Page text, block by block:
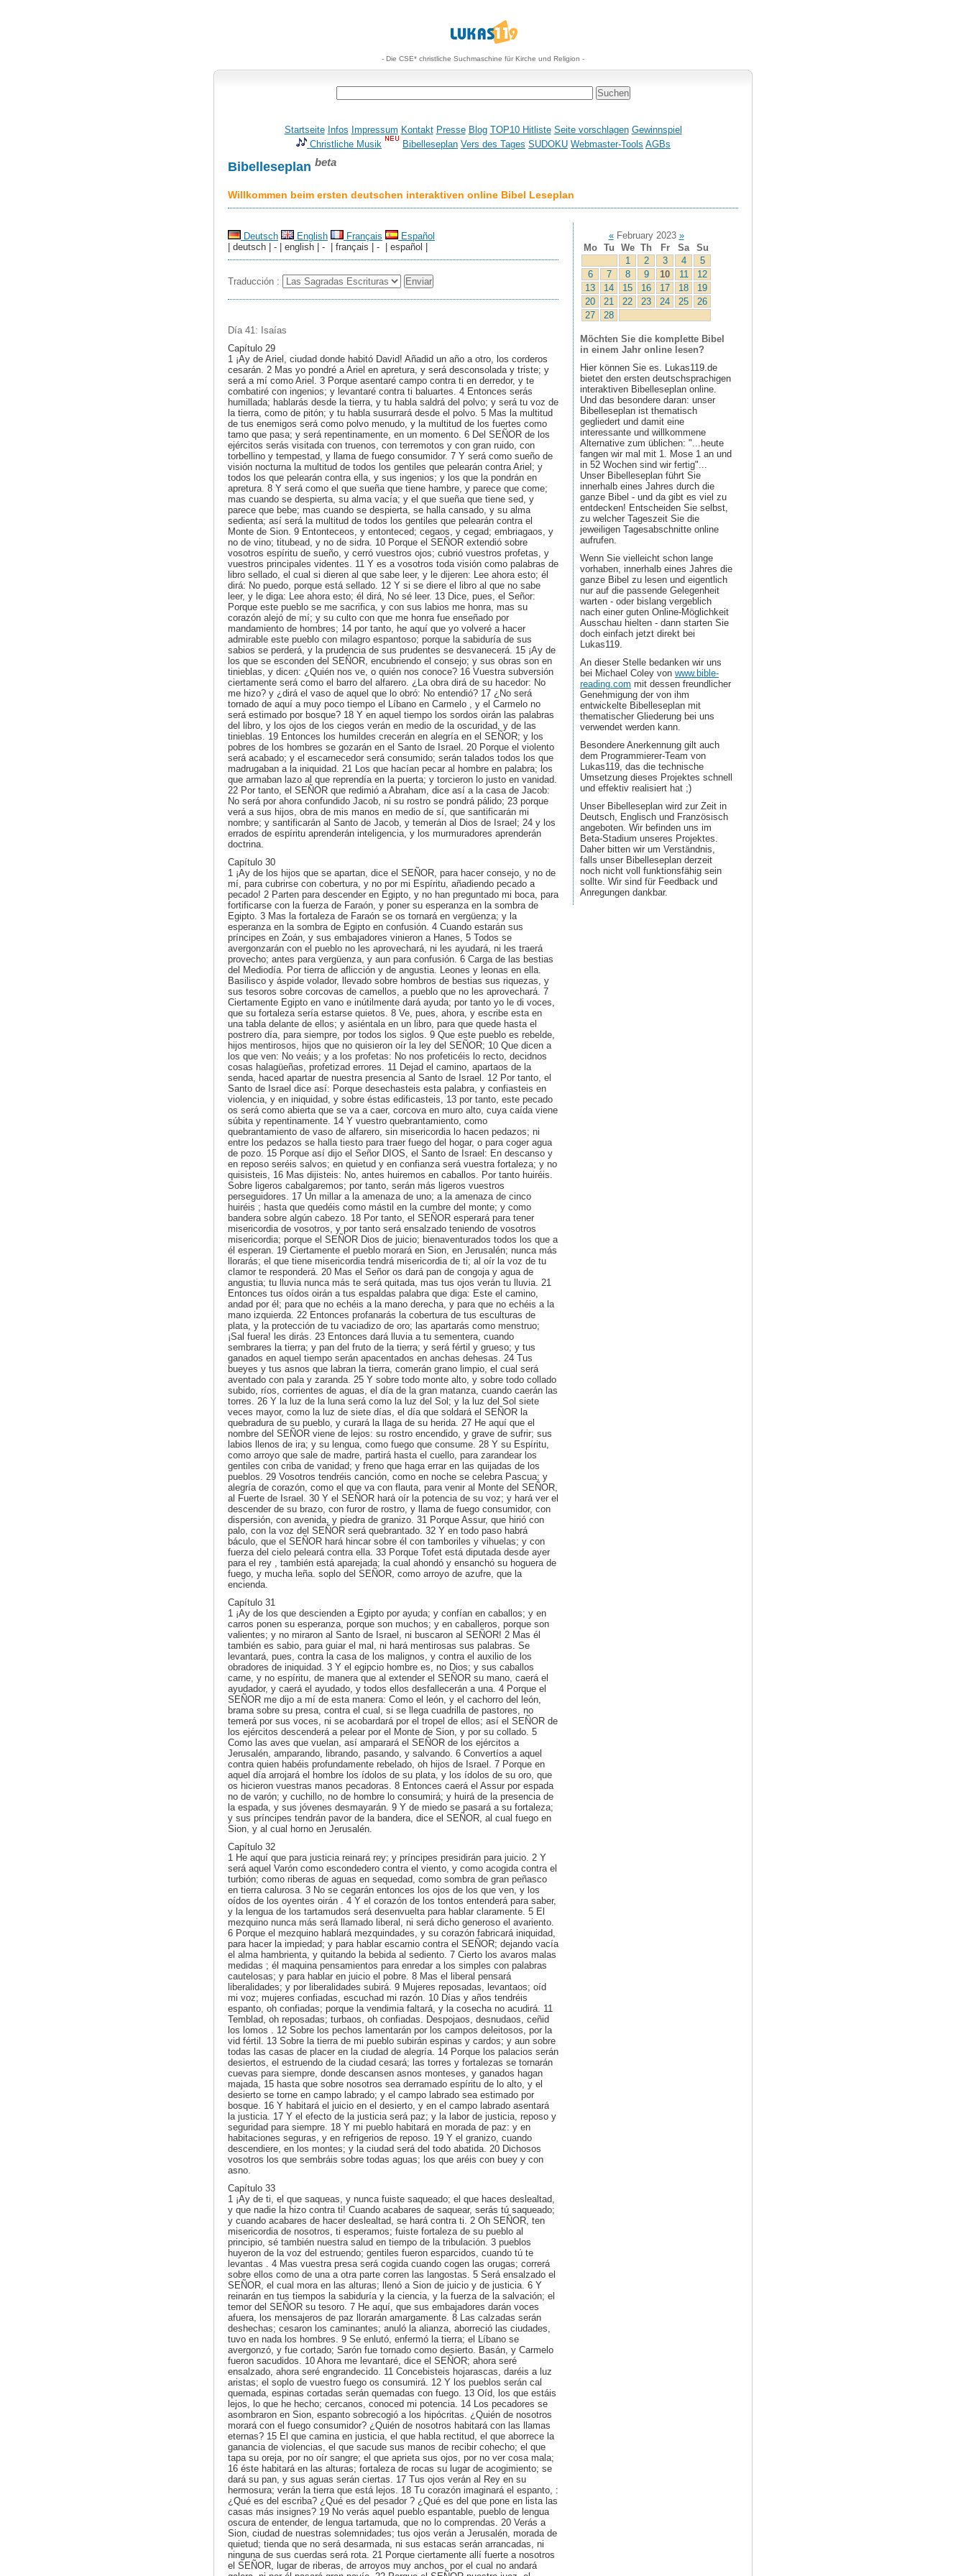
- Die CSE* christliche Suchmaschine für Kirche und Religion -
Startseite Infos Impressum Kontakt Presse Blog TOP10 Hitliste Seite vorschlagen Gewinnspiel
Christliche Musik
Bibelleseplan Vers des Tages SUDOKU Webmaster-Tools AGBs
Bibelleseplan beta
Willkommen beim ersten deutschen interaktiven online Bibel Leseplan
Deutsch English Français
Español
| deutsch | - | english | - | français | - | español |
Traducción :
Día 41: Isaías
Capítulo 29
1 ¡Ay de Ariel, ciudad donde habitó David! Añadid un año a otro, los corderos
cesarán. 2 Mas yo pondré a Ariel en apretura, y será desconsolada y triste; y
será a mí como Ariel. 3 Porque asentaré campo contra ti en derredor, y te
combatiré con ingenios; y levantaré contra ti baluartes. 4 Entonces serás
humillada; hablarás desde la tierra, y tu habla saldrá del polvo; y será tu voz de
la tierra, como de pitón; y tu habla susurrará desde el polvo. 5 Mas la multitud
de tus enemigos será como polvo menudo, y la multitud de los fuertes como
tamo que pasa; y será repentinamente, en un momento. 6 Del SEÑOR de los
ejércitos serás visitada con truenos, con terremotos y con gran ruido, con
torbellino y tempestad, y llama de fuego consumidor. 7 Y será como sueño de
visión nocturna la multitud de todos los gentiles que pelearán contra Ariel; y
todos los que pelearán contra ella, y sus ingenios; y los que la pondrán en
apretura. 8 Y será como el que sueña que tiene hambre, y parece que come;
mas cuando se despierta, su alma vacía; y el que sueña que tiene sed, y
parece que bebe; mas cuando se despierta, se halla cansado, y su alma
sedienta; así será la multitud de todos los gentiles que pelearán contra el
Monte de Sion. 9 Entonteceos, y entonteced; cegaos, y cegad; embriagaos, y
no de vino; titubead, y no de sidra. 10 Porque el SEÑOR extendió sobre
vosotros espíritu de sueño, y cerró vuestros ojos; cubrió vuestros profetas, y
vuestros principales videntes. 11 Y es a vosotros toda visión como palabras de
libro sellado, el cual si dieren al que sabe leer, y le dijeren: Lee ahora esto; él
dirá: No puedo, porque está sellado. 12 Y si se diere el libro al que no sabe
leer, y le diga: Lee ahora esto; él dirá, No sé leer. 13 Dice, pues, el Señor:
Porque este pueblo se me sacrifica, y con sus labios me honra, mas su
corazón alejó de mí; y su culto con que me honra fue enseñado por
mandamiento de hombres; 14 por tanto, he aquí que yo volveré a hacer
admirable este pueblo con milagro espantoso; porque la sabiduría de sus
sabios se perderá, y la prudencia de sus prudentes se desvanecerá. 15 ¡Ay de
los que se esconden del SEÑOR, encubriendo el consejo; y sus obras son en
tinieblas, y dicen: ¿Quién nos ve, o quién nos conoce? 16 Vuestra subversión
ciertamente será como el barro del alfarero. ¿La obra dirá de su hacedor: No
me hizo? y ¿dirá el vaso de aquel que lo obró: No entendió? 17 ¿No será
tornado de aquí a muy poco tiempo el Líbano en Carmelo , y el Carmelo no
será estimado por bosque? 18 Y en aquel tiempo los sordos oirán las palabras
del libro, y los ojos de los ciegos verán en medio de la oscuridad, y de las
tinieblas. 19 Entonces los humildes crecerán en alegría en el SEÑOR; y los
pobres de los hombres se gozarán en el Santo de Israel. 20 Porque el violento
será acabado; y el escarnecedor será consumido; serán talados todos los que
madrugaban a la iniquidad. 21 Los que hacían pecar al hombre en palabra; los
que armaban lazo al que reprendía en la puerta; y torcieron lo justo en vanidad.
22 Por tanto, el SEÑOR que redimió a Abraham, dice así a la casa de Jacob:
No será por ahora confundido Jacob, ni su rostro se pondrá pálido; 23 porque
verá a sus hijos, obra de mis manos en medio de sí, que santificarán mi
nombre; y santificarán al Santo de Jacob, y temerán al Dios de Israel; 24 y los
errados de espíritu aprenderán inteligencia, y los murmuradores aprenderán
doctrina.
Capítulo 30
1 ¡Ay de los hijos que se apartan, dice el SEÑOR, para hacer consejo, y no de
mí, para cubrirse con cobertura, y no por mi Espíritu, añadiendo pecado a
pecado! 2 Parten para descender en Egipto, y no han preguntado mi boca, para
fortificarse con la fuerza de Faraón, y poner su esperanza en la sombra de
Egipto. 3 Mas la fortaleza de Faraón se os tornará en vergüenza; y la
esperanza en la sombra de Egipto en confusión. 4 Cuando estarán sus
príncipes en Zoán, y sus embajadores vinieron a Hanes, 5 Todos se
avergonzarán con el pueblo no les aprovechará, ni les ayudará, ni les traerá
provecho; antes para vergüenza, y aun para confusión. 6 Carga de las bestias
del Mediodía. Por tierra de aflicción y de angustia. Leones y leonas en ella.
Basilisco y áspide volador, llevado sobre hombros de bestias sus riquezas, y
sus tesoros sobre corcovas de camellos, a pueblo que no les aprovechará. 7
Ciertamente Egipto en vano e inútilmente dará ayuda; por tanto yo le di voces,
que su fortaleza sería estarse quietos. 8 Ve, pues, ahora, y escribe esta en
una tabla delante de ellos; y asiéntala en un libro, para que quede hasta el
postrero día, para siempre, por todos los siglos. 9 Que este pueblo es rebelde,
hijos mentirosos, hijos que no quisieron oír la ley del SEÑOR; 10 Que dicen a
los que ven: No veáis; y a los profetas: No nos profeticéis lo recto, decidnos
cosas halagüeñas, profetizad errores. 11 Dejad el camino, apartaos de la
senda, haced apartar de nuestra presencia al Santo de Israel. 12 Por tanto, el
Santo de Israel dice así: Porque desechasteis esta palabra, y confiasteis en
violencia, y en iniquidad, y sobre éstas edificasteis, 13 por tanto, este pecado
os será como abierta que se va a caer, corcova en muro alto, cuya caída viene
súbita y repentinamente. 14 Y vuestro quebrantamiento, como
quebrantamiento de vaso de alfarero, sin misericordia lo hacen pedazos; ni
entre los pedazos se halla tiesto para traer fuego del hogar, o para coger agua
de pozo. 15 Porque así dijo el Señor DIOS, el Santo de Israel: En descanso y
en reposo seréis salvos; en quietud y en confianza será vuestra fortaleza; y no
quisisteis, 16 Mas dijisteis: No, antes huiremos en caballos. Por tanto huiréis.
Sobre ligeros cabalgaremos; por tanto, serán más ligeros vuestros
perseguidores. 17 Un millar a la amenaza de uno; a la amenaza de cinco
huiréis ; hasta que quedéis como mástil en la cumbre del monte; y como
bandera sobre algún cabezo. 18 Por tanto, el SEÑOR esperará para tener
misericordia de vosotros, y por tanto será ensalzado teniendo de vosotros
misericordia; porque el SEÑOR Dios de juicio; bienaventurados todos los que a
él esperan. 19 Ciertamente el pueblo morará en Sion, en Jerusalén; nunca más
llorarás; el que tiene misericordia tendrá misericordia de ti; al oír la voz de tu
clamor te responderá. 20 Mas el Señor os dará pan de congoja y agua de
angustia; tu lluvia nunca más te será quitada, mas tus ojos verán tu lluvia. 21
Entonces tus oídos oirán a tus espaldas palabra que diga: Este el camino,
andad por él; para que no echéis a la mano derecha, y para que no echéis a la
mano izquierda. 22 Entonces profanarás la cobertura de tus esculturas de
plata, y la protección de tu vaciadizo de oro; las apartarás como menstruo;
¡Sal fuera! les dirás. 23 Entonces dará lluvia a tu sementera, cuando
sembrares la tierra; y pan del fruto de la tierra; y será fértil y grueso; y tus
ganados en aquel tiempo serán apacentados en anchas dehesas. 24 Tus
bueyes y tus asnos que labran la tierra, comerán grano limpio, el cual será
aventado con pala y zaranda. 25 Y sobre todo monte alto, y sobre todo collado
subido, ríos, corrientes de aguas, el día de la gran matanza, cuando caerán las
torres. 26 Y la luz de la luna será como la luz del Sol; y la luz del Sol siete
veces mayor, como la luz de siete días, el día que soldará el SEÑOR la
quebradura de su pueblo, y curará la llaga de su herida. 27 He aquí que el
nombre del SEÑOR viene de lejos: su rostro encendido, y grave de sufrir; sus
labios llenos de ira; y su lengua, como fuego que consume. 28 Y su Espíritu,
como arroyo que sale de madre, partirá hasta el cuello, para zarandear los
gentiles con criba de vanidad; y freno que haga errar en las quijadas de los
pueblos. 29 Vosotros tendréis canción, como en noche se celebra Pascua; y
alegría de corazón, como el que va con flauta, para venir al Monte del SEÑOR,
al Fuerte de Israel. 30 Y el SEÑOR hará oír la potencia de su voz; y hará ver el
descender de su brazo, con furor de rostro, y llama de fuego consumidor, con
dispersión, con avenida, y piedra de granizo. 31 Porque Assur, que hirió con
palo, con la voz del SEÑOR será quebrantado. 32 Y en todo paso habrá
báculo, que el SEÑOR hará hincar sobre él con tamboriles y vihuelas; y con
fuerza del cielo peleará contra ella. 33 Porque Tofet está diputada desde ayer
para el rey , también está aparejada; la cual ahondó y ensanchó su hoguera de
fuego, y mucha leña. soplo del SEÑOR, como arroyo de azufre, que la
encienda.
Capítulo 31
1 ¡Ay de los que descienden a Egipto por ayuda; y confían en caballos; y en
carros ponen su esperanza, porque son muchos; y en caballeros, porque son
valientes; y no miraron al Santo de Israel, ni buscaron al SEÑOR! 2 Mas él
también es sabio, para guiar el mal, ni hará mentirosas sus palabras. Se
levantará, pues, contra la casa de los malignos, y contra el auxilio de los
obradores de iniquidad. 3 Y el egipcio hombre es, no Dios; y sus caballos
carne, y no espíritu, de manera que al extender el SEÑOR su mano, caerá el
ayudador, y caerá el ayudado, y todos ellos desfallecerán a una. 4 Porque el
SEÑOR me dijo a mí de esta manera: Como el león, y el cachorro del león,
brama sobre su presa, contra el cual, si se llega cuadrilla de pastores, no
temerá por sus voces, ni se acobardará por el tropel de ellos; así el SEÑOR de
los ejércitos descenderá a pelear por el Monte de Sion, y por su collado. 5
Como las aves que vuelan, así amparará el SEÑOR de los ejércitos a
Jerusalén, amparando, librando, pasando, y salvando. 6 Convertíos a aquel
contra quien habéis profundamente rebelado, oh hijos de Israel. 7 Porque en
aquel día arrojará el hombre los ídolos de su plata, y los ídolos de su oro, que
os hicieron vuestras manos pecadoras. 8 Entonces caerá el Assur por espada
no de varón; y cuchillo, no de hombre lo consumirá; y huirá de la presencia de
la espada, y sus jóvenes desmayarán. 9 Y de miedo se pasará a su fortaleza;
y sus príncipes tendrán pavor de la bandera, dice el SEÑOR, al cual fuego en
Sion, y al cual horno en Jerusalén.
Capítulo 32
1 He aquí que para justicia reinará rey; y príncipes presidirán para juicio. 2 Y
será aquel Varón como escondedero contra el viento, y como acogida contra el
turbión; como riberas de aguas en sequedad, como sombra de gran peñasco
en tierra calurosa. 3 No se cegarán entonces los ojos de los que ven, y los
oídos de los oyentes oirán . 4 Y el corazón de los tontos entenderá para saber,
y la lengua de los tartamudos será desenvuelta para hablar claramente. 5 El
mezquino nunca más será llamado liberal, ni será dicho generoso el avariento.
6 Porque el mezquino hablará mezquindades, y su corazón fabricará iniquidad,
para hacer la impiedad; y para hablar escarnio contra el SEÑOR; dejando vacía
el alma hambrienta, y quitando la bebida al sediento. 7 Cierto los avaros malas
medidas ; él maquina pensamientos para enredar a los simples con palabras
cautelosas; y para hablar en juicio el pobre. 8 Mas el liberal pensará
liberalidades; y por liberalidades subirá. 9 Mujeres reposadas, levantaos; oíd
mi voz; mujeres confiadas, escuchad mi razón. 10 Días y años tendréis
espanto, oh confiadas; porque la vendimia faltará, y la cosecha no acudirá. 11
Temblad, oh reposadas; turbaos, oh confiadas. Despojaos, desnudaos, ceñid
los lomos . 12 Sobre los pechos lamentarán por los campos deleitosos, por la
vid fértil. 13 Sobre la tierra de mi pueblo subirán espinas y cardos; y aun sobre
todas las casas de placer en la ciudad de alegría. 14 Porque los palacios serán
desiertos, el estruendo de la ciudad cesará; las torres y fortalezas se tornarán
cuevas para siempre, donde descansen asnos monteses, y ganados hagan
majada, 15 hasta que sobre nosotros sea derramado espíritu de lo alto, y el
desierto se torne en campo labrado; y el campo labrado sea estimado por
bosque. 16 Y habitará el juicio en el desierto, y en el campo labrado asentará
la justicia. 17 Y el efecto de la justicia será paz; y la labor de justicia, reposo y
seguridad para siempre. 18 Y mi pueblo habitará en morada de paz: y en
habitaciones seguras, y en refrigerios de reposo. 19 Y el granizo, cuando
descendiere, en los montes; y la ciudad será del todo abatida. 20 Dichosos
vosotros los que sembráis sobre todas aguas; los que aréis con buey y con
asno.
Capítulo 33
1 ¡Ay de ti, el que saqueas, y nunca fuiste saqueado; el que haces deslealtad,
y que nadie la hizo contra ti! Cuando acabares de saquear, serás tú saqueado;
y cuando acabares de hacer deslealtad, se hará contra ti. 2 Oh SEÑOR, ten
misericordia de nosotros, ti esperamos; fuiste fortaleza de su pueblo al
principio, sé también nuestra salud en tiempo de la tribulación. 3 pueblos
huyeron de la voz del estruendo; gentiles fueron esparcidos, cuando tú te
levantas . 4 Mas vuestra presa será cogida cuando cogen las orugas; correrá
sobre ellos como de una a otra parte corren las langostas. 5 Será ensalzado el
SEÑOR, el cual mora en las alturas; llenó a Sion de juicio y de justicia. 6 Y
reinarán en tus tiempos la sabiduría y la ciencia, y la fuerza de la salvación; el
temor del SEÑOR su tesoro. 7 He aquí, que sus embajadores darán voces
afuera, los mensajeros de paz llorarán amargamente. 8 Las calzadas serán
deshechas; cesaron los caminantes; anuló la alianza, aborreció las ciudades,
tuvo en nada los hombres. 9 Se enlutó, enfermó la tierra; el Líbano se
avergonzó, y fue cortado; Sarón fue tornado como desierto. Basán, y Carmelo
fueron sacudidos. 10 Ahora me levantaré, dice el SEÑOR; ahora seré
ensalzado, ahora seré engrandecido. 11 Concebisteis hojarascas, daréis a luz
aristas; el soplo de vuestro fuego os consumirá. 12 Y los pueblos serán cal
quemada, espinas cortadas serán quemadas con fuego. 13 Oíd, los que estáis
lejos, lo que he hecho; cercanos, conoced mi potencia. 14 Los pecadores se
asombraron en Sion, espanto sobrecogió a los hipócritas. ¿Quién de nosotros
morará con el fuego consumidor? ¿Quién de nosotros habitará con las llamas
eternas? 15 El que camina en justicia, el que habla rectitud, el que aborrece la
ganancia de violencias, el que sacude sus manos de recibir cohecho; el que
tapa su oreja, por no oír sangre; el que aprieta sus ojos, por no ver cosa mala;
16 éste habitará en las alturas; fortaleza de rocas su lugar de acogimiento; se
dará su pan, y sus aguas serán ciertas. 17 Tus ojos verán al Rey en su
hermosura; verán la tierra que está lejos. 18 Tu corazón imaginará el espanto, :
¿Qué es del escriba? ¿Qué es del pesador ? ¿Qué es del que pone en lista las
casas más insignes? 19 No verás aquel pueblo espantable, pueblo de lengua
oscura de entender, de lengua tartamuda, que no lo comprendas. 20 Verás a
Sion, ciudad de nuestras solemnidades; tus ojos verán a Jerusalén, morada de
quietud; tienda que no será desarmada, ni sus estacas serán arrancadas, ni
ninguna de sus cuerdas será rota. 21 Porque ciertamente allí fuerte a nosotros
el SEÑOR, lugar de riberas, de arroyos muy anchos, por el cual no andará
«February 2023 »
Mo
Tu We Th Fr Sa
Su
1
2 3 4
5
6
7 8 9 10 11
12
13
14 15 16 17 18
19
20
21 22 23 24 25
26
27
28
Möchten Sie die komplette Bibel
in einem Jahr online lesen?
Hier können Sie es. Lukas119.de
bietet den ersten deutschsprachigen
interaktiven Bibelleseplan online.
Und das besondere daran: unser
Bibelleseplan ist thematisch
gegliedert und damit eine
interessante und willkommene
Alternative zum üblichen: "...heute
fangen wir mal mit 1. Mose 1 an und
in 52 Wochen sind wir fertig"...
Unser Bibelleseplan führt Sie
innerhalb eines Jahres durch die
ganze Bibel - und da gibt es viel zu
entdecken! Entscheiden Sie selbst,
zu welcher Tageszeit Sie die
jeweiligen Tagesabschnitte online
aufrufen.
Wenn Sie vielleicht schon lange
vorhaben, innerhalb eines Jahres die
ganze Bibel zu lesen und eigentlich
nur auf die passende Gelegenheit
warten - oder bislang vergeblich
nach einer guten Online-Möglichkeit
Ausschau hielten - dann starten Sie
doch einfach jetzt direkt bei
Lukas119.
An dieser Stelle bedanken wir uns
bei Michael Coley von www.bible-
reading.com mit dessen freundlicher
Genehmigung der von ihm
entwickelte Bibelleseplan mit
thematischer Gliederung bei uns
verwendet werden kann.
Besondere Anerkennung gilt auch
dem Programmierer-Team von
Lukas119, das die technische
Umsetzung dieses Projektes schnell
und effektiv realisiert hat ;)
Unser Bibelleseplan wird zur Zeit in
Deutsch, Englisch und Französisch
angeboten. Wir befinden uns im
Beta-Stadium unseres Projektes.
Daher bitten wir um Verständnis,
falls unser Bibelleseplan derzeit
noch nicht voll funktionsfähig sein
sollte. Wir sind für Feedback und
Anregungen dankbar.